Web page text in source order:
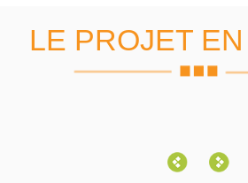
LE PROJET